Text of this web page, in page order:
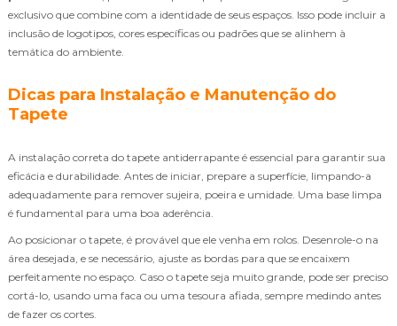
exclusivo que combine com a identidade de seus espaços. Isso pode incluir a
inclusão de logotipos, cores específicas ou padrões que se alinhem à
temática do ambiente.
Dicas para Instalação e Manutenção do
Tapete
A instalação correta do tapete antiderrapante é essencial para garantir sua
eficácia e durabilidade. Antes de iniciar, prepare a superfície, limpando-a
adequadamente para remover sujeira, poeira e umidade. Uma base limpa
é fundamental para uma boa aderência.
Ao posicionar o tapete, é provável que ele venha em rolos. Desenrole-o na
área desejada, e se necessário, ajuste as bordas para que se encaixem
perfeitamente no espaço. Caso o tapete seja muito grande, pode ser preciso
cortá-lo, usando uma faca ou uma tesoura afiada, sempre medindo antes
de fazer os cortes.